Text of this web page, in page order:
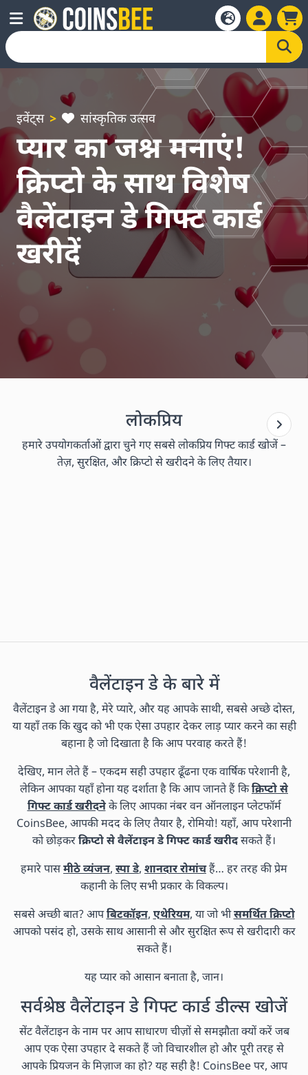
इवेंट्स सांस्कृतिक उत्सव
प्यार का जश्न मनाएं!
क्रिप्टो के साथ विशेष
वैलेंटाइन डे गिफ्ट कार्ड
खरीदें
लोकप्रिय
हमारे उपयोगकर्ताओं द्वारा चुने गए सबसे लोकप्रिय गिफ्ट कार्ड खोजें –
तेज़, सुरक्षित, और क्रिप्टो से खरीदने के लिए तैयार।
वैलेंटाइन डे के बारे में
वैलेंटाइन डे आ गया है, मेरे प्यारे, और यह आपके साथी, सबसे अच्छे दोस्त,
या यहाँ तक कि खुद को भी एक ऐसा उपहार देकर लाड़ प्यार करने का सही
बहाना है जो दिखाता है कि आप परवाह करते हैं!
देखिए, मान लेते हैं – एकदम सही उपहार ढूँढना एक वार्षिक परेशानी है,
लेकिन आपका यहाँ होना यह दर्शाता है कि आप जानते हैं किक्रिप्टो से
गिफ्ट कार्ड खरीदनेके लिए आपका नंबर वन ऑनलाइन प्लेटफॉर्म
CoinsBee, आपकी मदद के लिए तैयार है, रोमियो! यहाँ, आप परेशानी
को छोड़करक्रिप्टो से वैलेंटाइन डे गिफ्ट कार्ड खरीदसकते हैं।
हमारे पासमीठे व्यंजन, स्पा डे, शानदार रोमांचहैं… हर तरह की प्रेम
कहानी के लिए सभी प्रकार के विकल्प।
सबसे अच्छी बात? आपबिटकॉइन,एथेरियम, या जो भीसमर्थित क्रिप्टो
आपको पसंद हो, उसके साथ आसानी से और सुरक्षित रूप से खरीदारी कर
सकते हैं।
यह प्यार को आसान बनाता है, जान।
सर्वश्रेष्ठ वैलेंटाइन डे गिफ्ट कार्ड डील्स खोजें
सेंट वैलेंटाइन के नाम पर आप साधारण चीज़ों से समझौता क्यों करें जब
आप एक ऐसा उपहार दे सकते हैं जो विचारशील हो और पूरी तरह से
आपके प्रियजन के मिज़ाज का हो? यह सही है! CoinsBee पर, आप